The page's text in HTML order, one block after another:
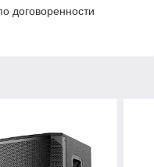
договоренности